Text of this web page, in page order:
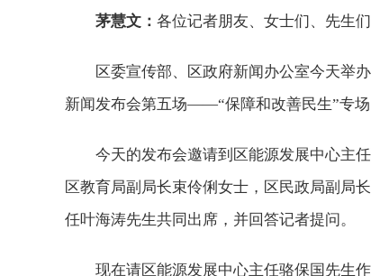
茅慧文： 各位记者朋友、女士们、先生们
区委宣传部、区政府新闻办公室今天举
新闻发布会第五场——“保障和改善民生”专场
今天的发布会邀请到区能源发展中心主
区教育局副局长束伶俐女士，区民政局副局
任叶海涛先生共同出席，并回答记者提问。
现在请区能源发展中心主任骆保国先生作